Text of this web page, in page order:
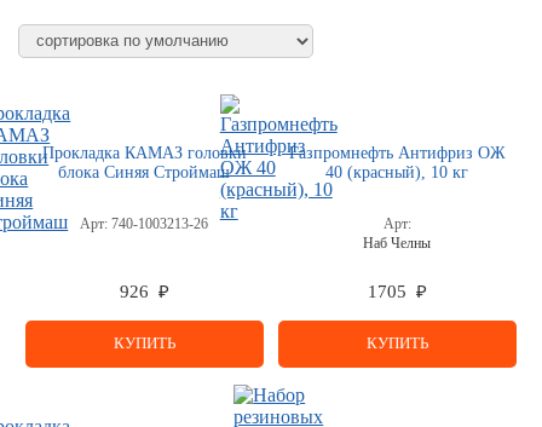
Прокладка КАМАЗ головки
блока Синяя Строймаш
Арт: 740-1003213-26
926 ₽
КУПИТЬ
Газпромнефть Антифриз ОЖ
40 (красный), 10 кг
Арт:
Наб Челны
1705 ₽
КУПИТЬ